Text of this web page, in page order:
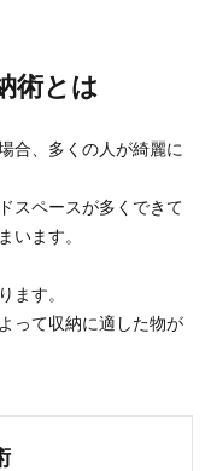
は
別して片付けられれば良い...
】バッグは立てて上
グなどバッグも数が増えて
あるでしょう。 収納...
る収納術を試したいと考え
術とは
合、多くの人が綺麗に
スペースが多くできて
います。
ます。
って収納に適した物が